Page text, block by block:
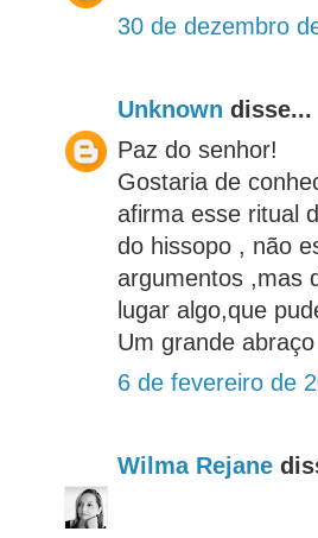
30 de dezembro
Unknown disse...
Paz do senhor!
Gostaria de
afirma esse ritual
do hissopo , não
argumentos ,mas
lugar algo,que
Um grande abraço
6 de fevereiro de
Wilma Rejane